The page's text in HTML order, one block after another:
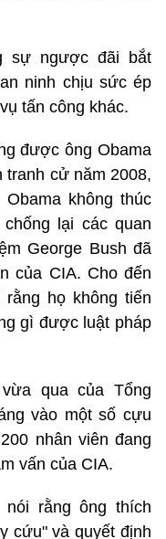
sự ngược đãi bắt
ninh chịu sức ép
tấn công khác.
được ông Obama
tranh cử năm 2008,
không thúc
lại các quan
George Bush đã
của CIA. Cho đến
họ không tiến
gì được luật pháp
qua của Tổng
vào một số cựu
nhân viên đang
vấn của CIA.
nói rằng ông thích
cứu" và quyết định